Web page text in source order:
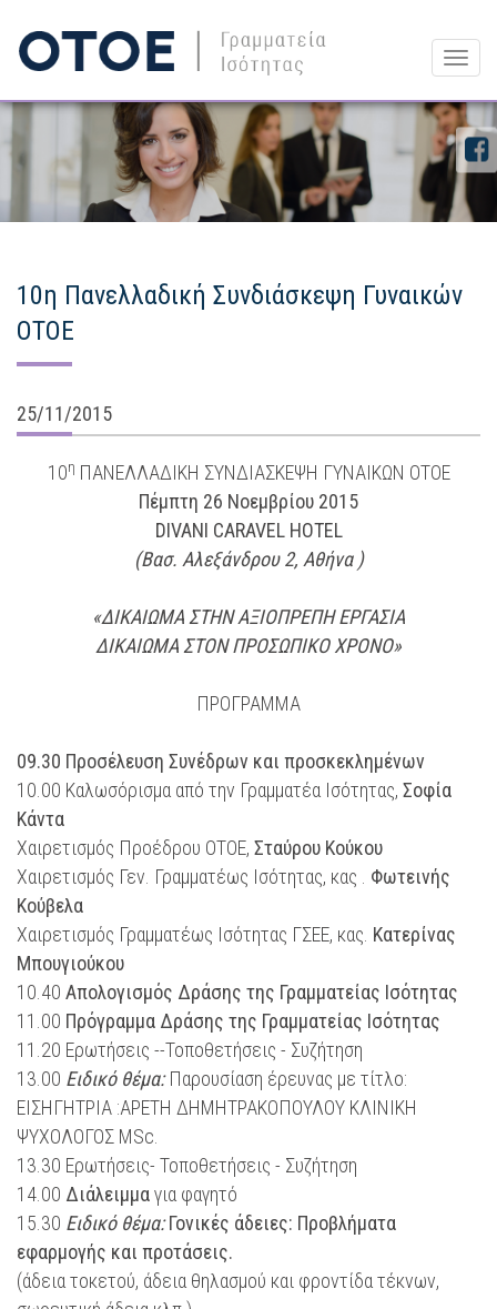
10η Πανελλαδική Συνδιάσκεψη Γυναικών
ΟΤΟΕ
25/11/2015
10η ΠΑΝΕΛΛΑΔΙΚΗ ΣΥΝΔΙΑΣΚΕΨΗ ΓΥΝΑΙΚΩΝ ΟΤΟΕ
Πέμπτη 26 Νοεμβρίου 2015
DIVANI CARAVEL HOTEL
(Βασ. Αλεξάνδρου 2, Αθήνα )
«ΔΙΚΑΙΩΜΑ ΣΤΗΝ ΑΞΙΟΠΡΕΠΗ ΕΡΓΑΣΙΑ
ΔΙΚΑΙΩΜΑ ΣΤΟΝ ΠΡΟΣΩΠΙΚΟ ΧΡΟΝΟ»
ΠΡΟΓΡΑΜΜΑ
09.30 Προσέλευση Συνέδρων και προσκεκλημένων
10.00 Καλωσόρισμα από την Γραμματέα Ισότητας, Σοφία
Κάντα
Χαιρετισμός Προέδρου ΟΤΟΕ, Σταύρου Κούκου
Χαιρετισμός Γεν. Γραμματέως Ισότητας, κας . Φωτεινής
Κούβελα
Χαιρετισμός Γραμματέως Ισότητας ΓΣΕΕ, κας. Κατερίνας
Μπουγιούκου
10.40 Απολογισμός Δράσης της Γραμματείας Ισότητας
11.00 Πρόγραμμα Δράσης της Γραμματείας Ισότητας
11.20 Ερωτήσεις --Τοποθετήσεις - Συζήτηση
13.00 Ειδικό θέμα:Παρουσίαση έρευνας με τίτλο:
ΕΙΣΗΓΗΤΡΙΑ :ΑΡΕΤΗ ΔΗΜΗΤΡΑΚΟΠΟΥΛΟΥ ΚΛΙΝΙΚΗ
ΨΥΧΟΛΟΓΟΣ MSc.
13.30 Ερωτήσεις- Τοποθετήσεις - Συζήτηση
14.00 Διάλειμμαγια φαγητό
15.30 Ειδικό θέμα:Γονικές άδειες: Προβλήματα
εφαρμογής και προτάσεις.
(άδεια τοκετού, άδεια θηλασμού και φροντίδα τέκνων,